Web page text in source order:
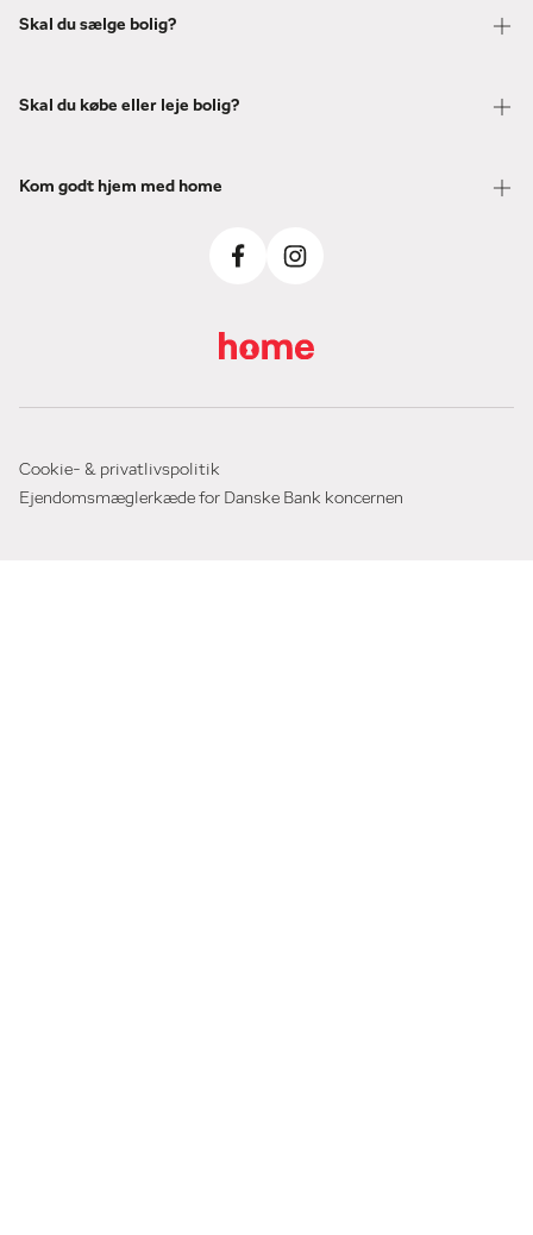
Skal du sælge bolig?
Skal du købe eller leje bolig?
Kom godt hjem med home
Cookie- & privatlivspolitik
Ejendomsmæglerkæde for Danske Bank koncernen